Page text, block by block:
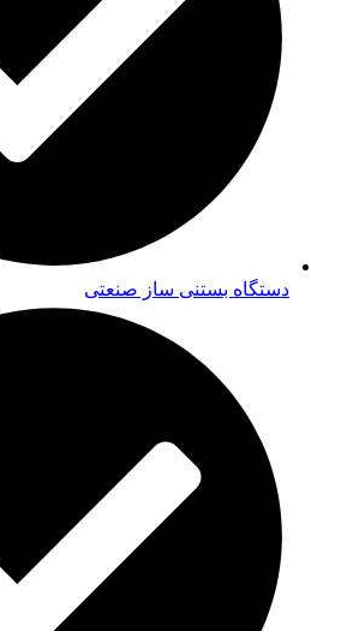
دستگاه بستنی ساز صنعتی